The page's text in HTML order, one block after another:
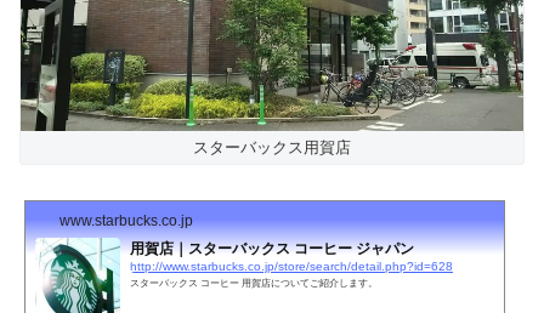
スターバックス用賀店
www.starbucks.co.jp
用賀店｜スターバックス コーヒー ジャパン
http://www.starbucks.co.jp/store/search/detail.php?id=628
スターバックス コーヒー 用賀店についてご紹介します。